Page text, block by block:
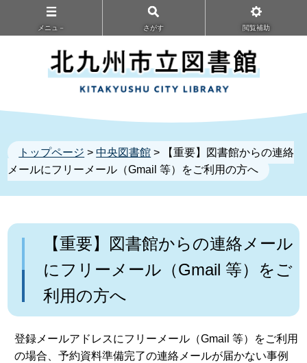
メニュ－ さがす 閲覧補助
トップページ >中央図書館 > 【重要】図書館からの連絡
メールにフリーメール（Gmail 等）をご利用の方へ
【重要】図書館からの連絡メール
にフリーメール（Gmail 等）をご
利用の方へ
登録メールアドレスにフリーメール（Gmail 等）をご利用
の場合、予約資料準備完了の連絡メールが届かない事例